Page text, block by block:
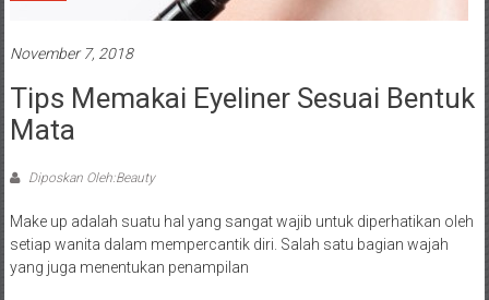
November 7, 2018
Tips Memakai Eyeliner Sesuai Bentuk
Mata
Diposkan Oleh:Beauty
Make up adalah suatu hal yang sangat wajib untuk diperhatikan oleh
setiap wanita dalam mempercantik diri. Salah satu bagian wajah
yang juga menentukan penampilan